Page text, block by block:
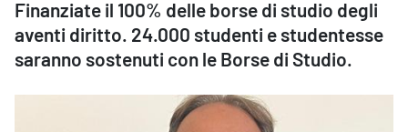
Finanziate il 100% delle borse di studio degli
aventi diritto. 24.000 studenti e studentesse
saranno sostenuti con le Borse di Studio.